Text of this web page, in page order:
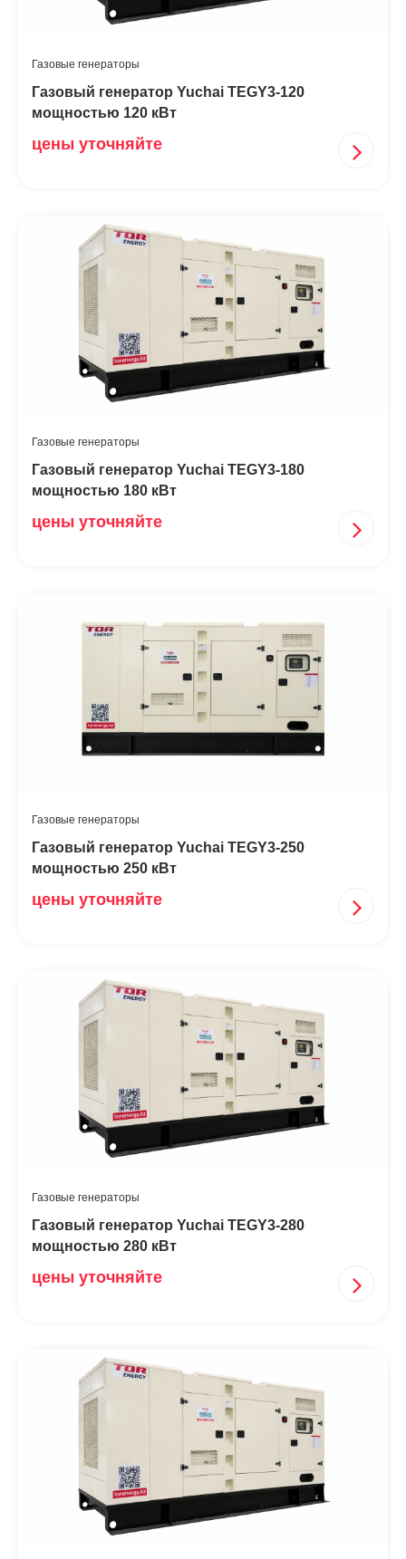
Газовые генераторы
Газовый генератор Yuchai TEGY3-120
мощностью 120 кВт
цены уточняйте
Газовые генераторы
Газовый генератор Yuchai TEGY3-180
мощностью 180 кВт
цены уточняйте
Газовые генераторы
Газовый генератор Yuchai TEGY3-250
мощностью 250 кВт
цены уточняйте
Газовые генераторы
Газовый генератор Yuchai TEGY3-280
мощностью 280 кВт
цены уточняйте